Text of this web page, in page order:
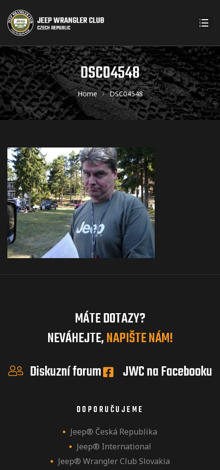
DSC04548
Home DSC04548
MÁTE DOTAZY?
NEVÁHEJTE,NAPIŠTE NÁM!
Diskuzní forum
JWC na Facebooku
DOPORUČUJEME
Jeep® Česká Republika
Jeep® International
Jeep® Wrangler Club Slovakia